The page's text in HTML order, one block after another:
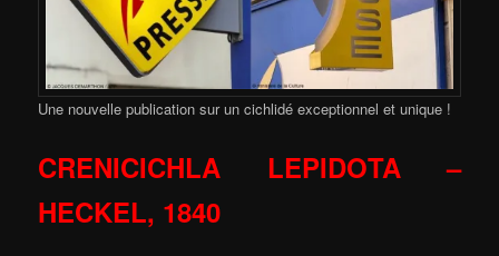
Une nouvelle publication sur un cichlidé exceptionnel et unique !
CRENICICHLA LEPIDOTA –
HECKEL, 1840